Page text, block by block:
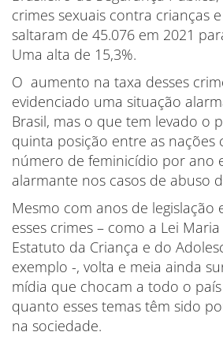
crimes sexuais contra crianças
saltaram de 45.076 em 2021
Uma alta de 15,3%.
O aumento na taxa desses
evidenciado uma situação
Brasil, mas o que tem levado o
quinta posição entre as nações
número de feminicídio por ano
alarmante nos casos de abuso
Mesmo com anos de legislação
esses crimes – como a Lei
Estatuto da Criança e do
exemplo -, volta e meia ainda
mídia que chocam a todo o
quanto esses temas têm sido
na sociedade.